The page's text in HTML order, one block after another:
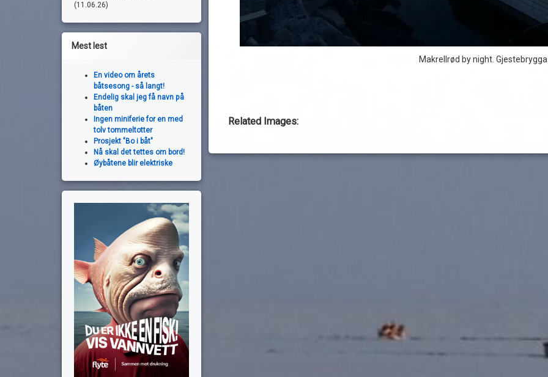
Makrellrød by night.
Related Images:
(11.06.26)
Mest lest
En video om årets
båtsesong - så langt!
Endelig skal jeg få navn på
båten
Ingen miniferie for en med
tolv tommeltotter
Prosjekt "Bo i båt"
Nå skal det tettes om bord!
Øybåtene blir elektriske